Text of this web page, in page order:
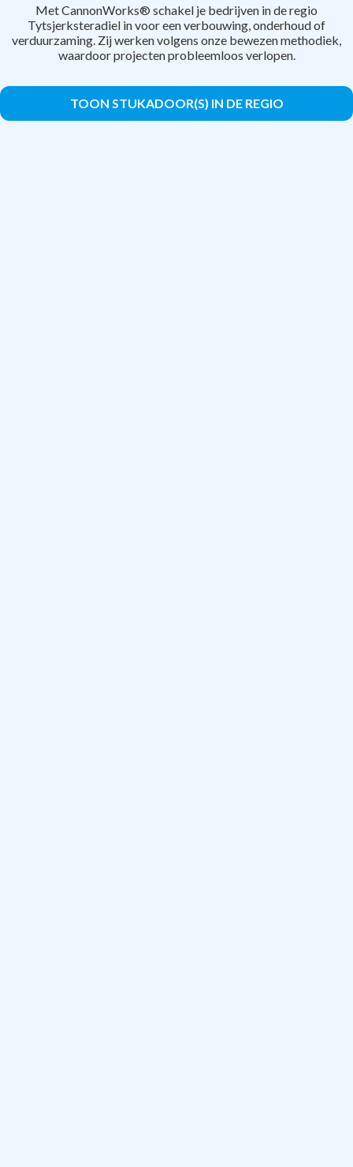
Met CannonWorks® schakel je bedrijven in de regio
Tytsjerksteradiel in voor een verbouwing, onderhoud of
verduurzaming. Zij werken volgens onze bewezen methodiek,
waardoor projecten probleemloos verlopen.
TOON STUKADOOR(S) IN DE REGIO